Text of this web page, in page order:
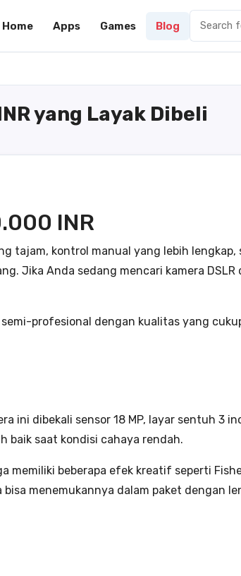
Home Apps Games Blog
yang Layak Dibeli
INR
tajam, kontrol manual yang lebih lengkap,
Jika Anda sedang mencari kamera
profesional dengan kualitas yang
ini dibekali sensor 18 MP, layar sentuh 3
baik saat kondisi cahaya rendah.
memiliki beberapa efek kreatif seperti
menemukannya dalam paket dengan